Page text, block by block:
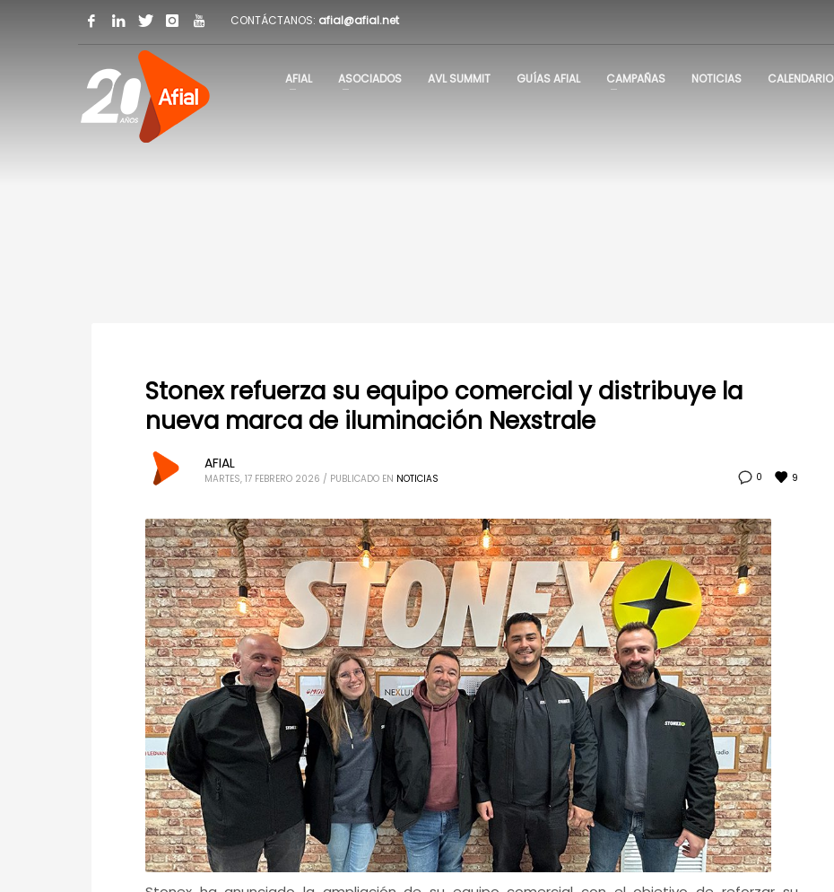
CONTÁCTANOS: afial@afial.net
AFIAL ASOCIADOS AVL SUMMIT GUÍAS AFIAL CAMPAÑAS NOTICIAS CALENDARIO
Stonex refuerza su equipo comercial y distribuye la
nueva marca de iluminación Nexstrale
0 9
AFIAL
MARTES, 17 FEBRERO 2026 / PUBLICADO EN NOTICIAS